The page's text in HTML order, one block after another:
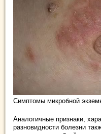
Симптомы микробной
Аналогичные признаки,
разновидности болезни